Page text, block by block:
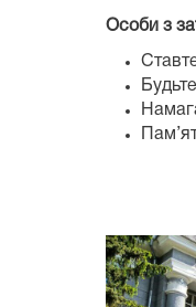
Особи з